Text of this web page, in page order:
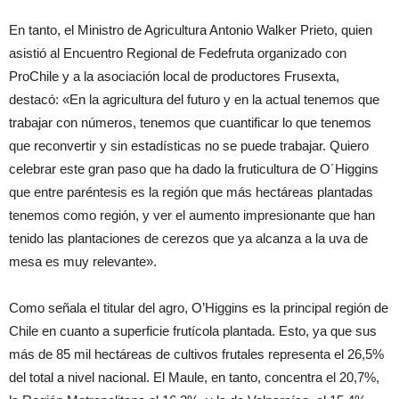
En tanto, el Ministro de Agricultura Antonio Walker Prieto, quien
asistió al Encuentro Regional de Fedefruta organizado con
ProChile y a la asociación local de productores Frusexta,
destacó: «En la agricultura del futuro y en la actual tenemos que
trabajar con números, tenemos que cuantificar lo que tenemos
que reconvertir y sin estadísticas no se puede trabajar. Quiero
celebrar este gran paso que ha dado la fruticultura de O´Higgins
que entre paréntesis es la región que más hectáreas plantadas
tenemos como región, y ver el aumento impresionante que han
tenido las plantaciones de cerezos que ya alcanza a la uva de
mesa es muy relevante».
Como señala el titular del agro, O’Higgins es la principal región de
Chile en cuanto a superficie frutícola plantada. Esto, ya que sus
más de 85 mil hectáreas de cultivos frutales representa el 26,5%
del total a nivel nacional. El Maule, en tanto, concentra el 20,7%,